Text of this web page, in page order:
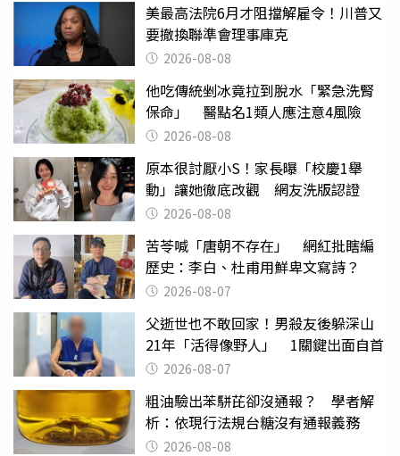
美最高法院6月才阻擋解雇令！川普又
要撤換聯準會理事庫克
2026-08-08
他吃傳統剉冰竟拉到脫水「緊急洗腎
保命」 醫點名1類人應注意4風險
2026-08-08
原本很討厭小S！家長曝「校慶1舉
動」讓她徹底改觀 網友洗版認證
2026-08-08
苦苓喊「唐朝不存在」 網紅批瞎編
歷史：李白、杜甫用鮮卑文寫詩？
2026-08-07
父逝世也不敢回家！男殺友後躲深山
21年「活得像野人」 1關鍵出面自首
2026-08-07
粗油驗出苯駢芘卻沒通報？ 學者解
析：依現行法規台糖沒有通報義務
2026-08-08